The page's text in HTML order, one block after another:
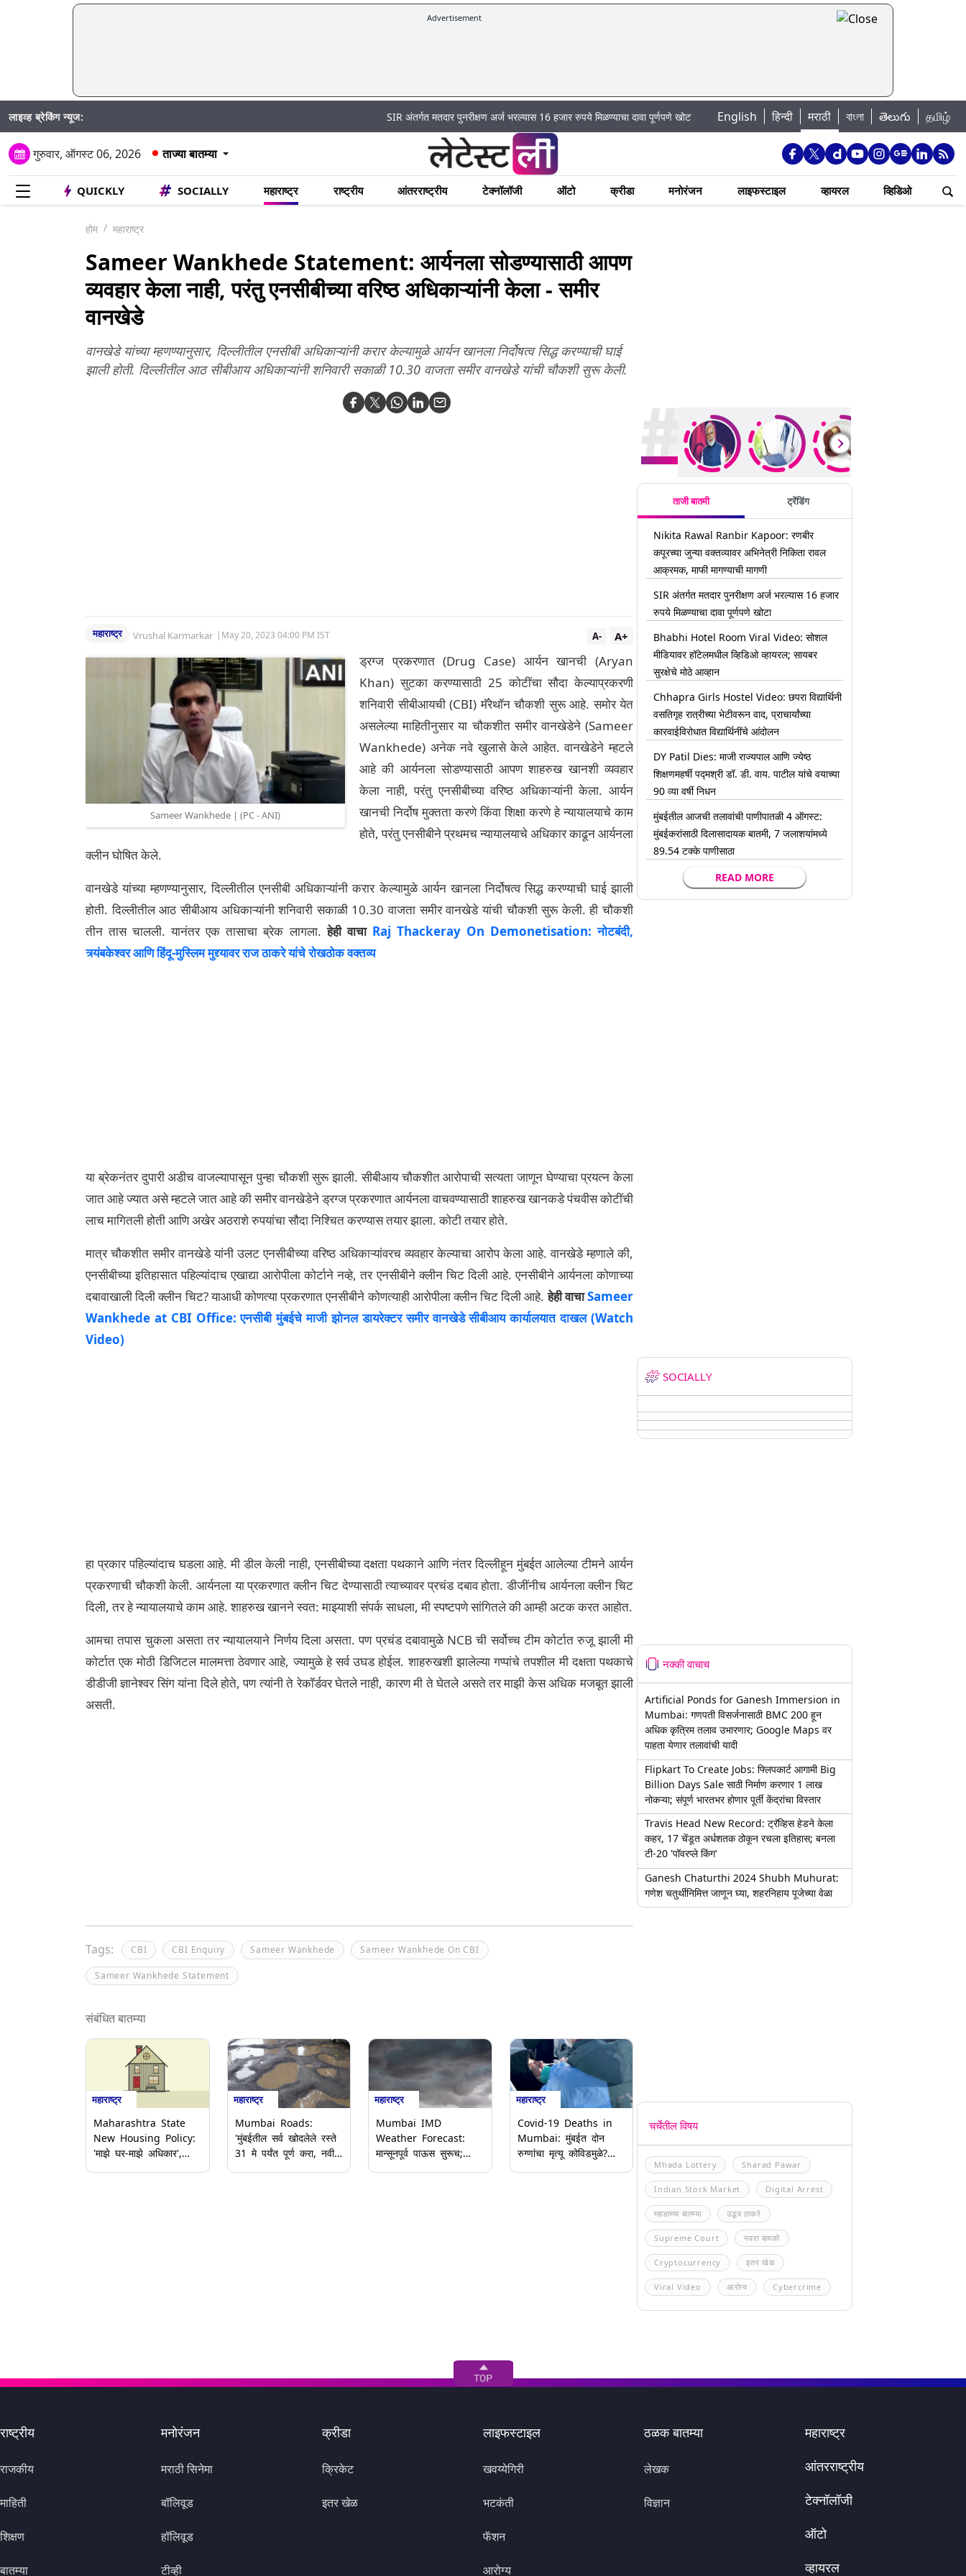
Advertisement
लाइव्ह ब्रेकिंग न्यूज: SIR अंतर्गत मतदार पुनरीक्षण अर्ज भरल्यास 16 हजार रुपये मिळण्याचा दावा पूर्णपणे खोटा|Mumbai Lake Water Levels: मुंबई पाणीपुरवठा अपडेट: शहरातील 7
English हिन्दी मराठी বাংলা తెలుగు தமிழ்
गुरुवार, ऑगस्ट 06, 2026 ताज्या बातम्या
QUICKLY SOCIALLY महाराष्ट्र राष्ट्रीय आंतरराष्ट्रीय टेक्नॉलॉजी ऑटो क्रीडा मनोरंजन लाइफस्टाइल व्हायरल व्हिडिओ
होम महाराष्ट्र
Sameer Wankhede Statement: आर्यनला सोडण्यासाठी आपण
व्यवहार केला नाही, परंतु एनसीबीच्या वरिष्ठ अधिकाऱ्यांनी केला - समीर
वानखेडे
वानखेडे यांच्या म्हणण्यानुसार, दिल्लीतील एनसीबी अधिकाऱ्यांनी करार केल्यामुळे आर्यन खानला निर्दोषत्व सिद्ध करण्याची घाई
झाली होती. दिल्लीतील आठ सीबीआय अधिकाऱ्यांनी शनिवारी सकाळी 10.30 वाजता समीर वानखेडे यांची चौकशी सुरू केली.
महाराष्ट्र Vrushal Karmarkar | May 20, 2023 04:00 PM IST A+
A-
Sameer Wankhede | (PC - ANI)
ड्रग्ज प्रकरणात (Drug Case) आर्यन खानची (Aryan
Khan) सुटका करण्यासाठी 25 कोटींचा सौदा केल्याप्रकरणी
शनिवारी सीबीआयची (CBI) मॅरेथॉन चौकशी सुरू आहे. समोर येत
असलेल्या माहितीनुसार या चौकशीत समीर वानखेडेने (Sameer
Wankhede) अनेक नवे खुलासे केले आहेत. वानखेडेने म्हटले
आहे की आर्यनला सोडण्यासाठी आपण शाहरुख खानशी व्यवहार
केला नाही, परंतु एनसीबीच्या वरिष्ठ अधिकाऱ्यांनी केला. आर्यन
खानची निर्दोष मुक्तता करणे किंवा शिक्षा करणे हे न्यायालयाचे काम
होते, परंतु एनसीबीने प्रथमच न्यायालयाचे अधिकार काढून आर्यनला
क्लीन घोषित केले.
वानखेडे यांच्या म्हणण्यानुसार, दिल्लीतील एनसीबी अधिकाऱ्यांनी करार केल्यामुळे आर्यन खानला निर्दोषत्व सिद्ध करण्याची घाई झाली
होती. दिल्लीतील आठ सीबीआय अधिकाऱ्यांनी शनिवारी सकाळी 10.30 वाजता समीर वानखेडे यांची चौकशी सुरू केली. ही चौकशी
तीन तास चालली. यानंतर एक तासाचा ब्रेक लागला.हेही वाचा Raj Thackeray On Demonetisation: नोटबंदी,
त्र्यंबकेश्वर आणि हिंदू-मुस्लिम मुद्द्यावर राज ठाकरे यांचे रोखठोक वक्तव्य
या ब्रेकनंतर दुपारी अडीच वाजल्यापासून पुन्हा चौकशी सुरू झाली. सीबीआय चौकशीत आरोपाची सत्यता जाणून घेण्याचा प्रयत्न केला
जात आहे ज्यात असे म्हटले जात आहे की समीर वानखेडेने ड्रग्ज प्रकरणात आर्यनला वाचवण्यासाठी शाहरुख खानकडे पंचवीस कोटींची
लाच मागितली होती आणि अखेर अठराशे रुपयांचा सौदा निश्चित करण्यास तयार झाला. कोटी तयार होते.
मात्र चौकशीत समीर वानखेडे यांनी उलट एनसीबीच्या वरिष्ठ अधिकाऱ्यांवरच व्यवहार केल्याचा आरोप केला आहे. वानखेडे म्हणाले की,
एनसीबीच्या इतिहासात पहिल्यांदाच एखाद्या आरोपीला कोर्टाने नव्हे, तर एनसीबीने क्लीन चिट दिली आहे. एनसीबीने आर्यनला कोणाच्या
दबावाखाली दिली क्लीन चिट? याआधी कोणत्या प्रकरणात एनसीबीने कोणत्याही आरोपीला क्लीन चिट दिली आहे.हेही वाचाSameer
Wankhede at CBI Office: एनसीबी मुंबईचे माजी झोनल डायरेक्टर समीर वानखेडे सीबीआय कार्यालयात दाखल (Watch
Video)
हा प्रकार पहिल्यांदाच घडला आहे. मी डील केली नाही, एनसीबीच्या दक्षता पथकाने आणि नंतर दिल्लीहून मुंबईत आलेल्या टीमने आर्यन
प्रकरणाची चौकशी केली. आर्यनला या प्रकरणात क्लीन चिट देण्यासाठी त्याच्यावर प्रचंड दबाव होता. डीजींनीच आर्यनला क्लीन चिट
दिली, तर हे न्यायालयाचे काम आहे. शाहरुख खानने स्वत: माझ्याशी संपर्क साधला, मी स्पष्टपणे सांगितले की आम्ही अटक करत आहोत.
आमचा तपास चुकला असता तर न्यायालयाने निर्णय दिला असता. पण प्रचंड दबावामुळे NCB ची सर्वोच्च टीम कोर्टात रुजू झाली मी
कोर्टात एक मोठी डिजिटल मालमत्ता ठेवणार आहे, ज्यामुळे हे सर्व उघड होईल. शाहरुखशी झालेल्या गप्पांचे तपशील मी दक्षता पथकाचे
डीडीजी ज्ञानेश्वर सिंग यांना दिले होते, पण त्यांनी ते रेकॉर्डवर घेतले नाही, कारण मी ते घेतले असते तर माझी केस अधिक मजबूत झाली
असती.
Tags: CBI CBI Enquiry Sameer Wankhede Sameer Wankhede On CBI
Sameer Wankhede Statement
संबंधित बातम्या
महाराष्ट्र
Maharashtra State
New Housing Policy:
'माझे घर-माझे अधिकार',
महाराष्ट्र
Mumbai Roads:
'मुंबईतील सर्व खोदलेले रस्ते
31 मे पर्यंत पूर्ण करा, नवीन
महाराष्ट्र
Mumbai IMD
Weather Forecast:
मान्सूनपूर्व पाऊस सुरूच;
महाराष्ट्र
Covid-19 Deaths in
Mumbai: मुंबईत दोन
रुग्णांचा मृत्यू कोविडमुळे?
ताजी बातमी ट्रेंडिंग
Nikita Rawal Ranbir Kapoor: रणबीर
कपूरच्या जुन्या वक्तव्यावर अभिनेत्री निकिता रावल
आक्रमक, माफी मागण्याची मागणी
SIR अंतर्गत मतदार पुनरीक्षण अर्ज भरल्यास 16 हजार
रुपये मिळण्याचा दावा पूर्णपणे खोटा
Bhabhi Hotel Room Viral Video: सोशल
मीडियावर हॉटेलमधील व्हिडिओ व्हायरल; सायबर
सुरक्षेचे मोठे आव्हान
Chhapra Girls Hostel Video: छपरा विद्यार्थिनी
वसतिगृह रात्रीच्या भेटीवरून वाद, प्राचार्यांच्या
कारवाईविरोधात विद्यार्थिनींचे आंदोलन
DY Patil Dies: माजी राज्यपाल आणि ज्येष्ठ
शिक्षणमहर्षी पद्मश्री डॉ. डी. वाय. पाटील यांचे वयाच्या
90 व्या वर्षी निधन
मुंबईतील आजची तलावांची पाणीपातळी 4 ऑगस्ट:
मुंबईकरांसाठी दिलासादायक बातमी, 7 जलाशयांमध्ये
89.54 टक्के पाणीसाठा
READ MORE
SOCIALLY
नक्की वाचाच
Artificial Ponds for Ganesh Immersion in
Mumbai: गणपती विसर्जनासाठी BMC 200 हून
अधिक कृत्रिम तलाव उभारणार; Google Maps वर
पाहता येणार तलावांची यादी
Flipkart To Create Jobs: फ्लिपकार्ट आगामी Big
Billion Days Sale साठी निर्माण करणार 1 लाख
नोकऱ्या; संपूर्ण भारतभर होणार पूर्ती केंद्रांचा विस्तार
Travis Head New Record: ट्रॅव्हिस हेडने केला
कहर, 17 चेंडूत अर्धशतक ठोकून रचला इतिहास; बनला
टी-20 'पॉवरप्ले किंग'
Ganesh Chaturthi 2024 Shubh Muhurat:
गणेश चतुर्थीनिमित्त जाणून घ्या, शहरनिहाय पूजेच्या वेळा
चर्चेतील विषय
Mhada Lottery Sharad Pawar
Indian Stock Market Digital Arrest
म्हाडाच्या बातम्या उद्धव ठाकरे
Supreme Court नवरा बायको
Cryptocurrency इतर खेळ
Viral Video आरोग्य Cybercrime
राष्ट्रीय
राजकीय
माहिती
शिक्षण
बातम्या
मनोरंजन
मराठी सिनेमा
बॉलिवूड
हॉलिवूड
टीव्ही
क्रीडा
क्रिकेट
इतर खेळ
लाइफस्टाइल
खवय्येगिरी
भटकंती
फॅशन
आरोग्य
ठळक बातम्या
लेखक
विज्ञान
महाराष्ट्र
आंतरराष्ट्रीय
टेक्नॉलॉजी
ऑटो
व्हायरल